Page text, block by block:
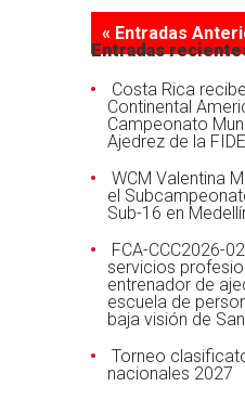
« Entradas
Entradas
Costa Rica
Continental
Campeonato
Ajedrez de la
WCM Valentina
el
Sub-16 en
FCA-CCC2026-
servicios
entrenador de
escuela de
baja visión de
Torneo
nacionales 2027